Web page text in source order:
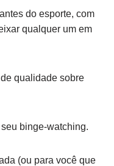
do esporte, com
qualquer um em
de qualidade sobre
binge-watching.
(ou para você que